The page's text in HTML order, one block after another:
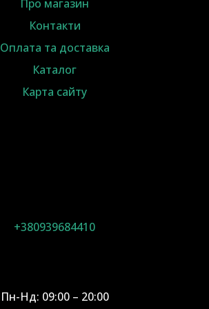
Про магазин
Контакти
Оплата та доставка
Каталог
Карта сайту
+380939684410
Пн-Нд: 09:00 – 20:00